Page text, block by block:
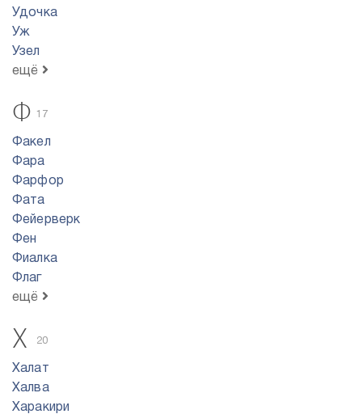
Удочка
Уж
Узел
ещё
Ф 17
Факел
Фара
Фарфор
Фата
Фейерверк
Фен
Фиалка
Флаг
ещё
Х 20
Халат
Халва
Харакири